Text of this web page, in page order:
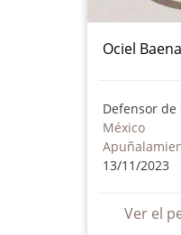
Ociel
México
13/11/2023
Ver el